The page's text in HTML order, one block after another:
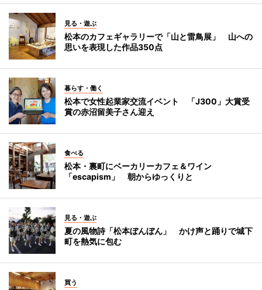
見る・遊ぶ
松本のカフェギャラリーで「山と雷鳥展」 山への
思いを表現した作品350点
暮らす・働く
松本で女性起業家交流イベント 「J300」大賞受
賞の赤沼留美子さん迎え
食べる
松本・裏町にベーカリーカフェ＆ワイン
「escapism」 朝からゆっくりと
見る・遊ぶ
夏の風物詩「松本ぼんぼん」 かけ声と踊りで城下
町を熱気に包む
買う